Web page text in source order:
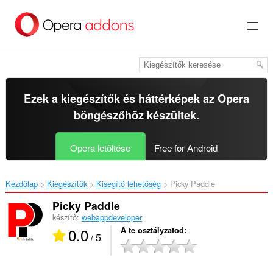
Ezek a kiegészítők és háttérképek azOpera
böngészőhözkészültek.
Opera letöltése Free for Android
Kezdőlap Kiegészítők Kisegítő lehetőség Picky Paddle‎
Picky Paddle
készítő: webappdeveloper
0.0/ 5 A te osztályzatod